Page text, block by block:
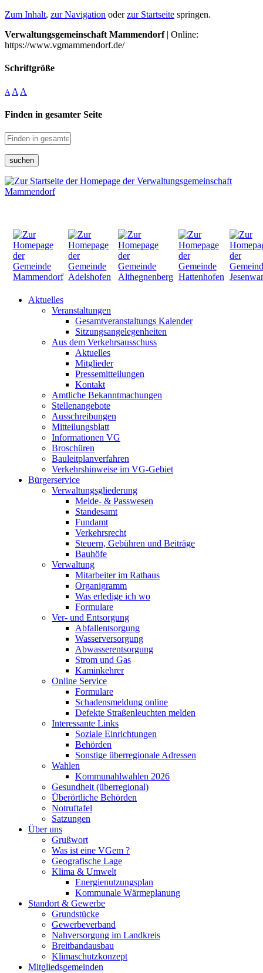
Zum Inhalt, zur Navigation oderzur Startseite springen.
Verwaltungsgemeinschaft Mammendorf| Online:
https://www.vgmammendorf.de/
Schriftgröße
A A A
Finden in gesamter Seite
suchen
Aktuelles
Veranstaltungen
Gesamtveranstaltungs Kalender
Sitzungsangelegenheiten
Aus dem Verkehrsausschuss
Aktuelles
Mitglieder
Pressemitteilungen
Kontakt
Amtliche Bekanntmachungen
Stellenangebote
Ausschreibungen
Mitteilungsblatt
Informationen VG
Broschüren
Bauleitplanverfahren
Verkehrshinweise im VG-Gebiet
Bürgerservice
Verwaltungsgliederung
Melde- & Passwesen
Standesamt
Fundamt
Verkehrsrecht
Steuern, Gebühren und Beiträge
Bauhöfe
Verwaltung
Mitarbeiter im Rathaus
Organigramm
Was erledige ich wo
Formulare
Ver- und Entsorgung
Abfallentsorgung
Wasserversorgung
Abwasserentsorgung
Strom und Gas
Kaminkehrer
Online Service
Formulare
Schadensmeldung online
Defekte Straßenleuchten melden
Interessante Links
Soziale Einrichtungen
Behörden
Sonstige überregionale Adressen
Wahlen
Kommunahlwahlen 2026
Gesundheit (überregional)
Überörtliche Behörden
Notruftafel
Satzungen
Über uns
Grußwort
Was ist eine VGem ?
Geografische Lage
Klima & Umwelt
Energienutzungsplan
Kommunale Wärmeplanung
Standort & Gewerbe
Grundstücke
Gewerbeverband
Nahversorgung im Landkreis
Breitbandausbau
Klimaschutzkonzept
Mitgliedsgemeinden